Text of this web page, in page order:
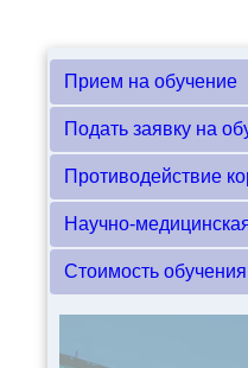
Прием на обучение
Подать заявку на
Противодействие
Научно-
Стоимость обучения